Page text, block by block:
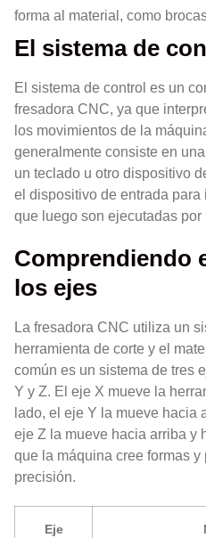
forma al material, como
El sistema de
El sistema de control es un
fresadora CNC, ya que
los movimientos de la
generalmente consiste en
un teclado u otro dispositivo
el dispositivo de entrada
que luego son ejecutadas por
Comprendiendo
los ejes
La fresadora CNC utiliza un
herramienta de corte y el
común es un sistema de tres
Y y Z. El eje X mueve la
lado, el eje Y la mueve hacia
eje Z la mueve hacia arriba y
que la máquina cree formas
precisión.
Eje